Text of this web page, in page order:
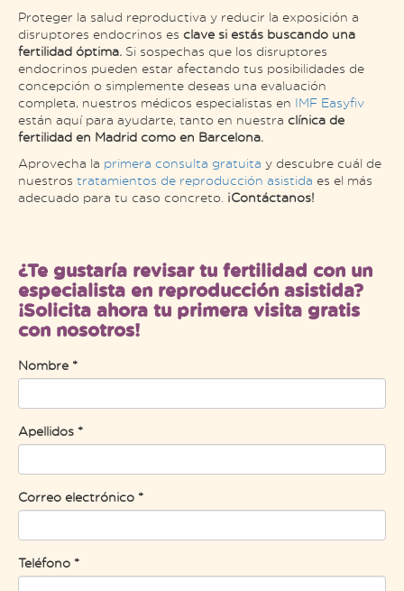
Proteger la salud reproductiva y reducir la exposición a
disruptores endocrinos es clave si estás buscando una
fertilidad óptima. Si sospechas que los disruptores
endocrinos pueden estar afectando tus posibilidades de
concepción o simplemente deseas una evaluación
completa, nuestros médicos especialistas en IMF Easyfiv
están aquí para ayudarte, tanto en nuestra clínica de
fertilidad en Madrid como en Barcelona.
Aprovecha la primera consulta gratuita y descubre cuál de
nuestros tratamientos de reproducción asistida es el más
adecuado para tu caso concreto. ¡Contáctanos!
¿Te gustaría revisar tu fertilidad con un
especialista en reproducción asistida?
¡Solicita ahora tu primera visita gratis
con nosotros!
Nombre *
Apellidos *
Correo electrónico *
Teléfono *